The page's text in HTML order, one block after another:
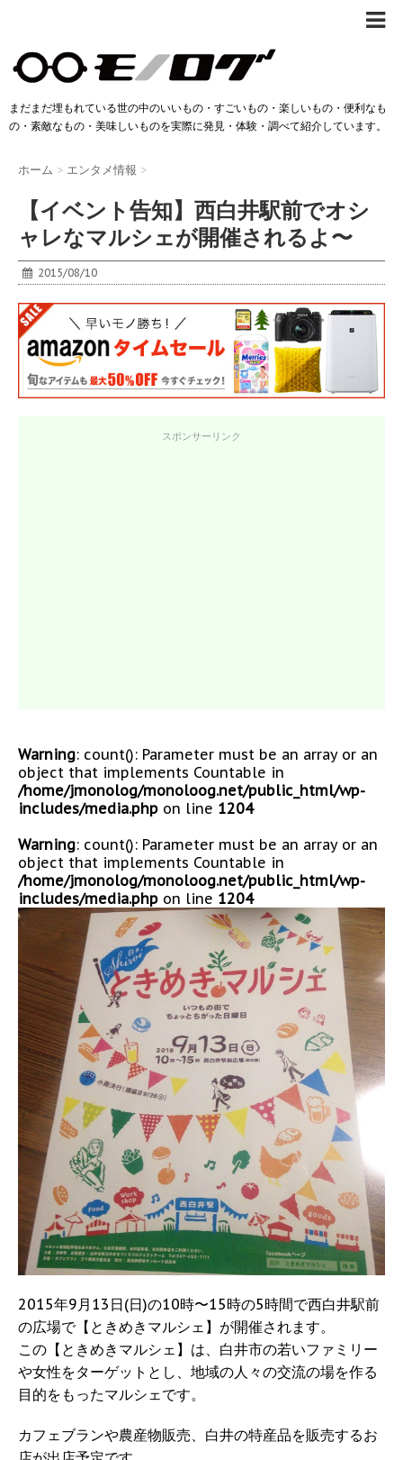
まだまだ埋もれている世の中のいいもの・すごいもの・楽しいもの・便利なも
の・素敵なもの・美味しいものを実際に発見・体験・調べて紹介しています。
ホーム > エンタメ情報 >
【イベント告知】西白井駅前でオシ
ャレなマルシェが開催されるよ〜
2015/08/10
スポンサーリンク
Warning: count(): Parameter must be an array or an
object that implements Countable in
/home/jmonolog/monoloog.net/public_html/wp-
includes/media.php on line 1204
Warning: count(): Parameter must be an array or an
object that implements Countable in
/home/jmonolog/monoloog.net/public_html/wp-
includes/media.php on line 1204
2015年9月13日(日)の10時〜15時の5時間で西白井駅前
の広場で【ときめきマルシェ】が開催されます。
この【ときめきマルシェ】は、白井市の若いファミリー
や女性をターゲットとし、地域の人々の交流の場を作る
目的をもったマルシェです。
カフェブランや農産物販売、白井の特産品を販売するお